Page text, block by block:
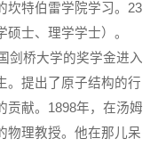
坎特伯雷学院学习。23
士、理学学士）。
剑桥大学的奖学金进入
。提出了原子结构的行
贡献。1898年，在汤姆
物理教授。他在那儿呆